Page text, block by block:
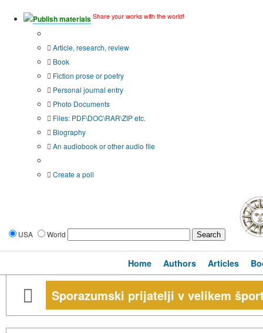
Publish materials Share your works with the world!
Article, research, review
Book
Fiction prose or poetry
Personal journal entry
Photo Documents
Files: PDF\DOC\RAR\ZIP etc.
Biography
An audiobook or other audio file
Create a poll
USA World
Home Authors Articles
Sporazumski prijatelji v velikem